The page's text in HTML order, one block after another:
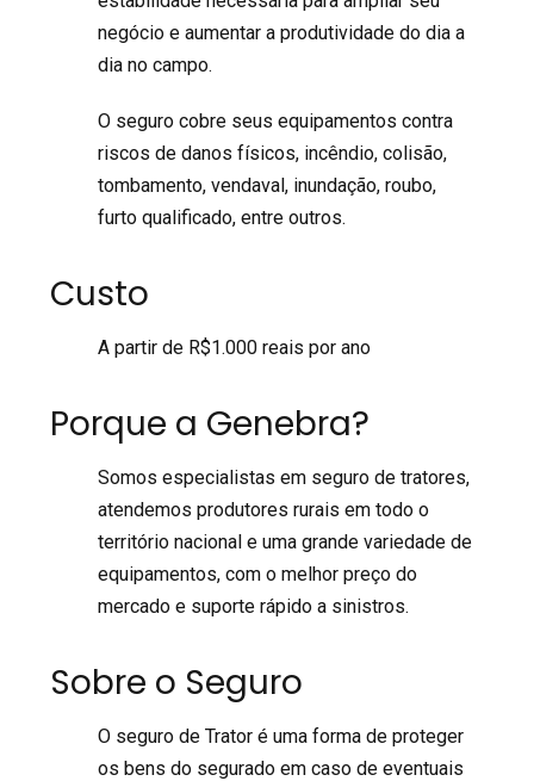
negócio e aumentar a produtividade do dia a
dia no campo.
O seguro cobre seus equipamentos contra
riscos de danos físicos, incêndio, colisão,
tombamento, vendaval, inundação, roubo,
furto qualificado, entre outros.
Custo
A partir de R$1.000 reais por ano
Porque a Genebra?
Somos especialistas em seguro de tratores,
atendemos produtores rurais em todo o
território nacional e uma grande variedade de
equipamentos, com o melhor preço do
mercado e suporte rápido a sinistros.
Sobre o Seguro
O seguro de Trator é uma forma de proteger
os bens do segurado em caso de eventuais